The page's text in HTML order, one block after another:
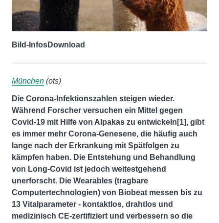
Bild-InfosDownload
München (ots)
Die Corona-Infektionszahlen steigen wieder.
Während Forscher versuchen ein Mittel gegen
Covid-19 mit Hilfe von Alpakas zu entwickeln[1], gibt
es immer mehr Corona-Genesene, die häufig auch
lange nach der Erkrankung mit Spätfolgen zu
kämpfen haben. Die Entstehung und Behandlung
von Long-Covid ist jedoch weitestgehend
unerforscht. Die Wearables (tragbare
Computertechnologien) von Biobeat messen bis zu
13 Vitalparameter - kontaktlos, drahtlos und
medizinisch CE-zertifiziert und verbessern so die